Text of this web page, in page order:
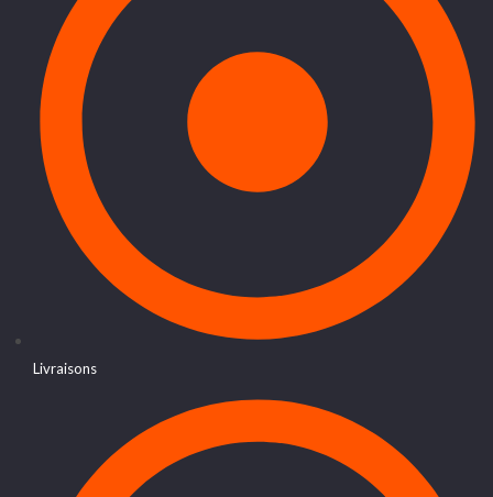
Livraisons